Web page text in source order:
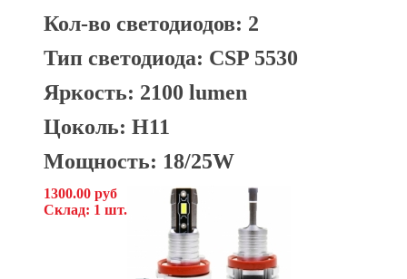
Кол-во светодиодов: 2
Тип светодиода: CSP 5530
Яркость: 2100 lumen
Цоколь: H11
Мощность: 18/25W
1300.00 руб
Склад: 1 шт.